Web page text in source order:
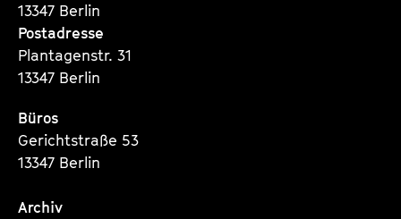
13347 Berlin
Postadresse
Plantagenstr. 31
13347 Berlin
Büros
Gerichtstraße 53
13347 Berlin
Archiv